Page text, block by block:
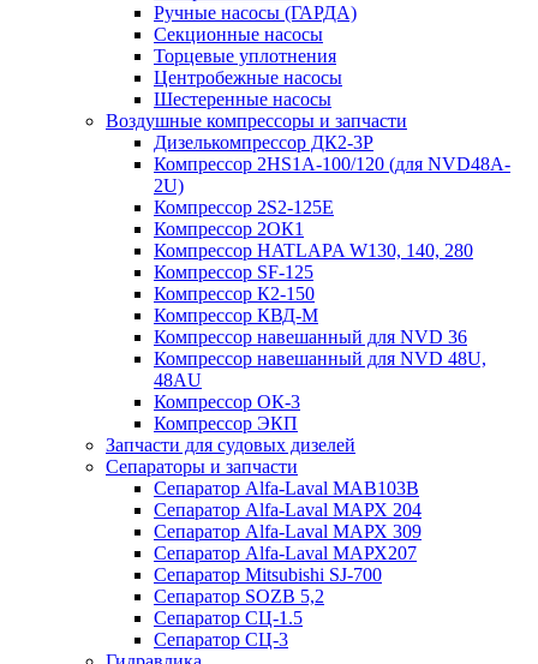
Ручные насосы (ГАРДА)
Секционные насосы
Торцевые уплотнения
Центробежные насосы
Шестеренные насосы
Воздушные компрессоры и запчасти
Дизелькомпрессор ДК2-3Р
Компрессор 2HS1A-100/120 (для NVD48A-
2U)
Компрессор 2S2-125Е
Компрессор 2ОК1
Компрессор HATLAPA W130, 140, 280
Компрессор SF-125
Компрессор К2-150
Компрессор КВД-М
Компрессор навешанный для NVD 36
Компрессор навешанный для NVD 48U,
48AU
Компрессор ОК-3
Компрессор ЭКП
Запчасти для судовых дизелей
Сепараторы и запчасти
Сепаратор Alfa-Laval МАВ103В
Сепаратор Alfa-Laval МАРХ 204
Сепаратор Alfa-Laval МАРХ 309
Сепаратор Alfa-Laval МАРХ207
Сепаратор Mitsubishi SJ-700
Сепаратор SOZB 5,2
Сепаратор СЦ-1.5
Сепаратор СЦ-3